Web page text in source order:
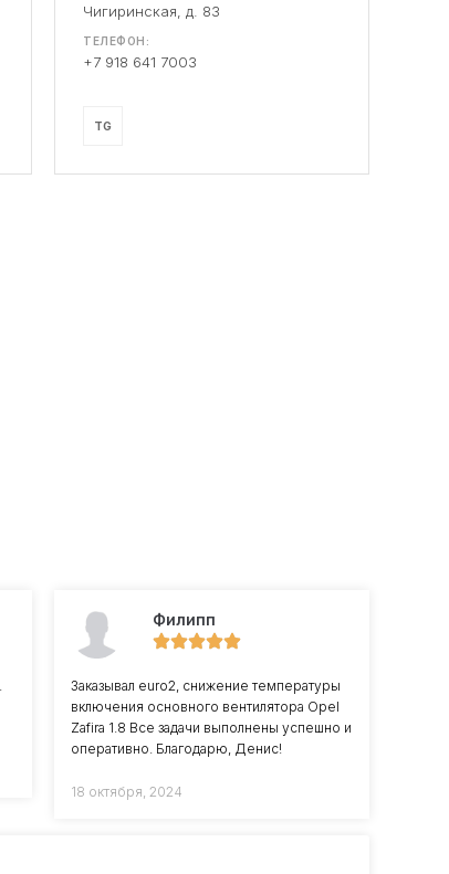
Чигиринская, д. 83
ТЕЛЕФОН:
+7 918 641 7003
TG
Филипп
Заказывал euro2, снижение температуры
включения основного вентилятора Opel
Zafira 1.8 Все задачи выполнены успешно и
оперативно. Благодарю, Денис!
18 октября, 2024